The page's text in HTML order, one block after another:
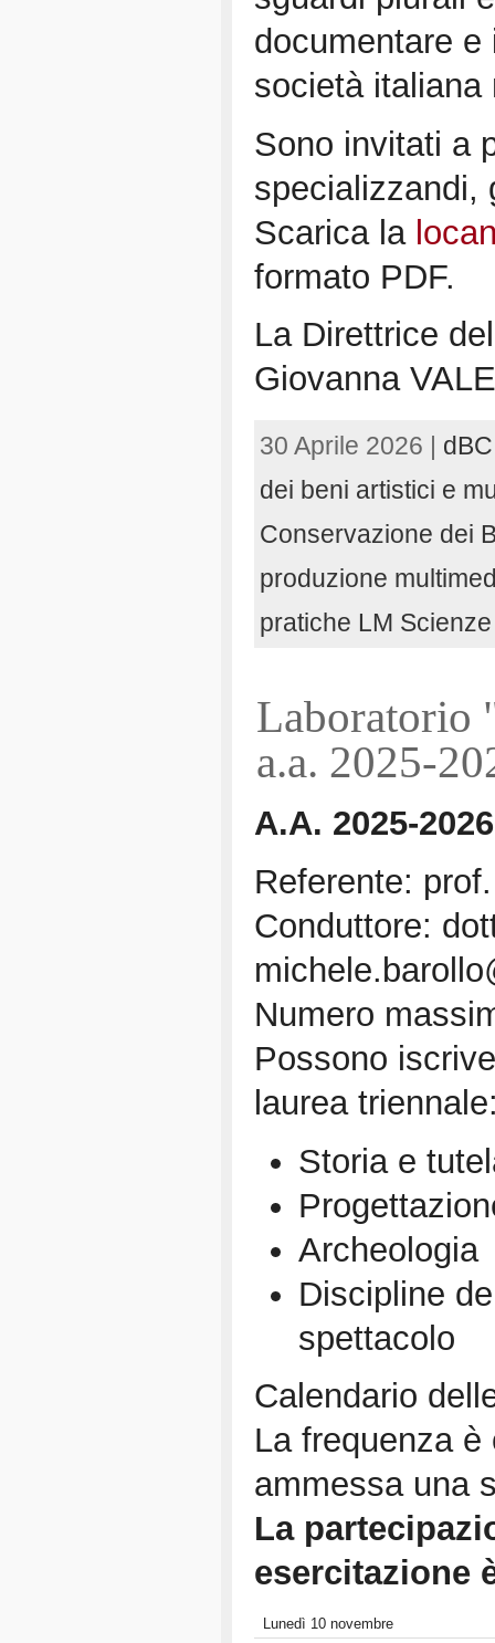
documentare
società italiana
Sono invitati a
specializzandi,
Scarica la
formato PDF.
La Direttrice
Giovanna
30 Aprile 2026 |
dei beni artistici e
Conservazione dei
produzione
pratiche LM
Laboratorio
a.a. 2025-
A.A. 2025-
Referente:
Conduttore:
Numero
Possono
laurea
Storia e
Archeologia
Discipline
spettacolo
Calendario
La frequenza
ammessa una
La
esercitazione
Lunedì 10 novembre